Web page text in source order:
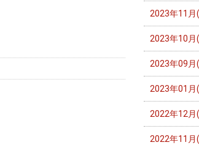
2023年11月
2023年10月
2023年09月
2023年01月
2022年12月
2022年11月